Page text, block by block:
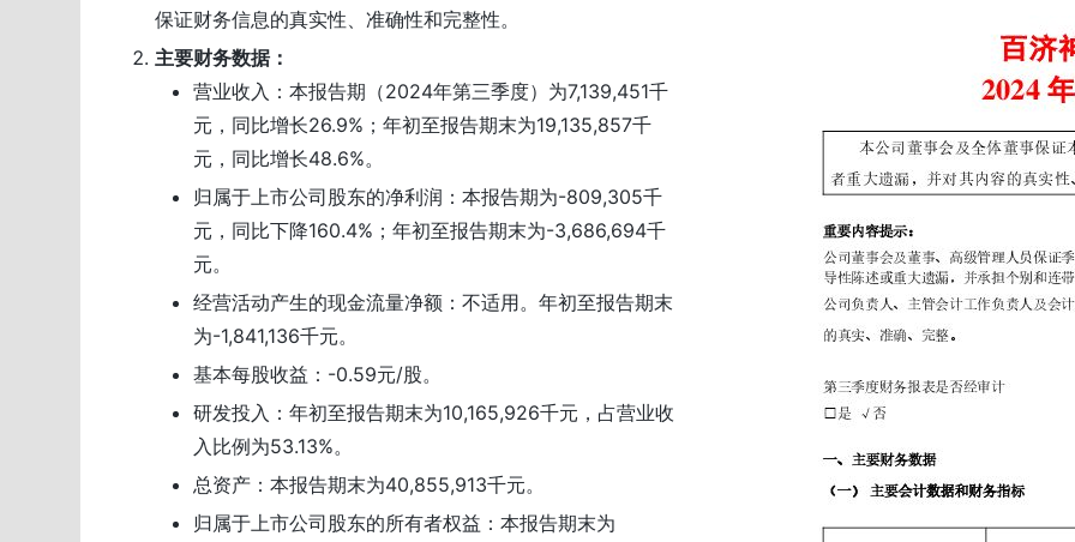
保证财务信息的真实性、准确性和完整性。
主要财务数据：
营业收入：本报告期（2024年第三季度）为7,139,451千
元，同比增长26.9%；年初至报告期末为19,135,857千
元，同比增长48.6%。
归属于上市公司股东的净利润：本报告期为-809,305千
元，同比下降160.4%；年初至报告期末为-3,686,694千
元。
经营活动产生的现金流量净额：不适用。年初至报告期末
为-1,841,136千元。
基本每股收益：-0.59元/股。
研发投入：年初至报告期末为10,165,926千元，占营业收
入比例为53.13%。
总资产：本报告期末为40,855,913千元。
归属于上市公司股东的所有者权益：本报告期末为